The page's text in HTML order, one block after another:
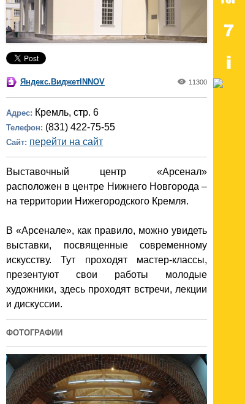
Яндекс.ВиджетINNOV 11300
Адрес: Кремль, стр. 6
Телефон: (831) 422-75-55
Сайт: перейти на сайт
Выставочный центр «Арсенал»
расположен в центре Нижнего Новгорода –
на территории Нижегородского Кремля.
В «Арсенале», как правило, можно увидеть
выставки, посвященные современному
искусству. Тут проходят мастер-классы,
презентуют свои работы молодые
художники, здесь проходят встречи, лекции
и дискуссии.
ФОТОГРАФИИ